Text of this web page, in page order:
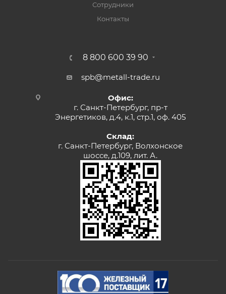
Сотрудники
Контакты
8 800 600 39 90
spb@metall-trade.ru
Офис:
г. Санкт-Петербург, пр-т
Энергетиков, д.4, к.1, стр.1, оф. 405
Склад:
г. Санкт-Петербург, Волхонское
шоссе, д.109, лит. А.